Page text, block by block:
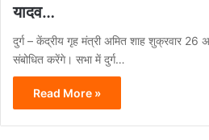
यादव…
दुर्ग – केंद्रीय गृह मंत्री अमित शाह शुक्रवार 26
संबोधित करेंगे। सभा में दुर्ग…
Read More »